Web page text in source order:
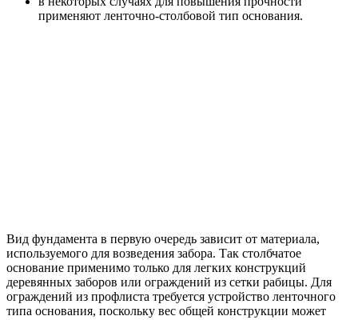
применяют ленточно-столбовой тип основания.
Вид фундамента в первую очередь зависит от материала,
используемого для возведения забора. Так столбчатое
основание применимо только для легких конструкций
деревянных заборов или ограждений из сетки рабицы. Для
ограждений из профлиста требуется устройство ленточного
типа основания, поскольку вес общей конструкции может